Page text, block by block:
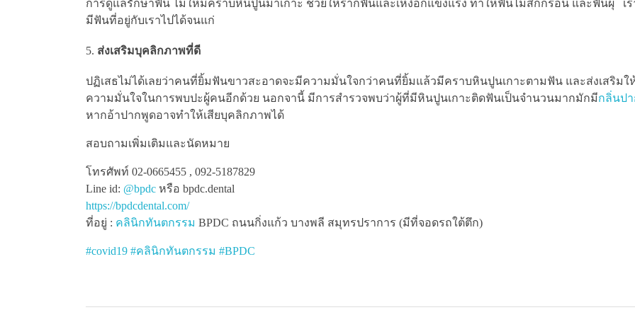
การดูแลรักษาฟัน ไม่ให้มีคราบหินปูนมาเกาะ ช่วยให้รากฟันและเหงือกแข็งแรง ทำให้ฟันไม่สึกกร่อน และฟันผุ เร
มีฟันที่อยู่กับเราไปได้จนแก่
ส่งเสริมบุคลิกภาพที่ดี
ปฏิเสธไม่ได้เลยว่าคนที่ยิ้มฟันขาวสะอาดจะมีความมั่นใจกว่าคนที่ยิ้มแล้วมีคราบหินปูนเกาะตามฟัน และส่งเสริมใ
ความมั่นใจในการพบปะผู้คนอีกด้วย นอกจานี้ มีการสำรวจพบว่าผู้ที่มีหินปูนเกาะติดฟันเป็นจำนวนมากมักมีกลิ่นป
หากอ้าปากพูดอาจทำให้เสียบุคลิกภาพได้
สอบถามเพิ่มเติมและนัดหมาย
โทรศัพท์ 02-0665455 , 092-5187829
Line id: @bpdcหรือ bpdc.dental
https://bpdcdental.com/
ที่อยู่ : คลินิกทันตกรรม BPDC ถนนกิ่งแก้ว บางพลี สมุทรปราการ (มีที่จอดรถใต้ตึก)
#covid19 #คลินิกทันตกรรม #BPDC